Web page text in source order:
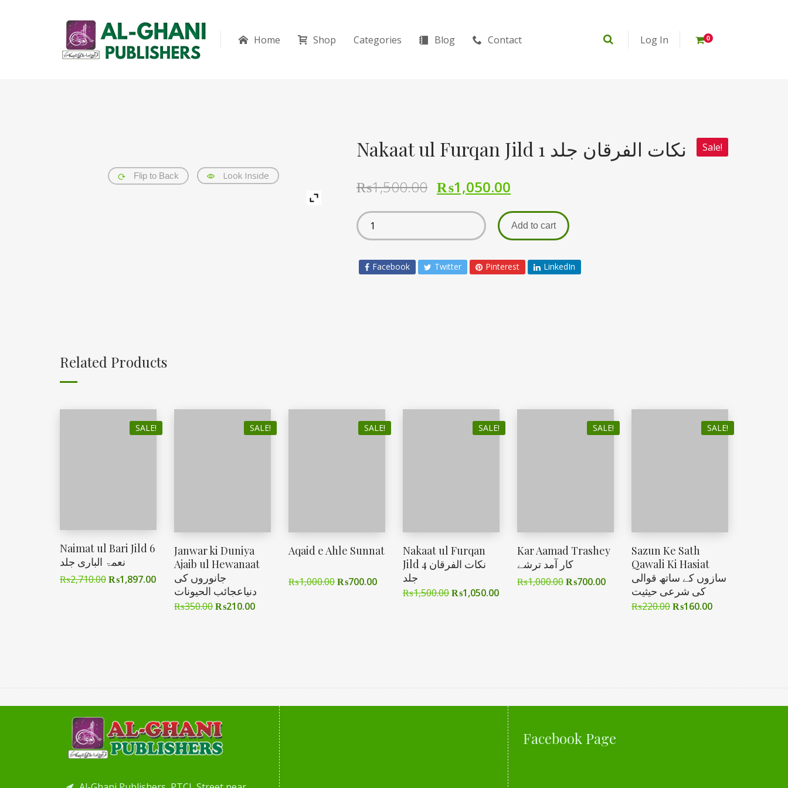
Home Shop Categories Blog Contact Log In 0
Flip to Back Look Inside
Sale! Nakaat ul Furqan Jild 1 نکات الفرقان جلد
₨1,500.00 ₨1,050.00
Add to cart
Facebook Twitter Pinterest LinkedIn
Related Products
SALE!
Naimat ul Bari Jild 6
نعمۃ الباری جلد
₨2,710.00₨1,897.00
SALE!
Janwar ki Duniya
Ajaib ul Hewanaat
جانوروں کی
دنیاعجائب الحیونات
₨350.00₨210.00
SALE!
Aqaid e Ahle Sunnat
₨1,000.00₨700.00
SALE!
Nakaat ul Furqan
Jild 4 نکات الفرقان
جلد
₨1,500.00₨1,050.00
SALE!
Kar Aamad Trashey
کار آمد ترشے
₨1,000.00₨700.00
SALE!
Sazun Ke Sath
Qawali Ki Hasiat
سازوں کے ساتھ قوالی
کی شرعی حیثیت
₨220.00₨160.00
Facebook Page